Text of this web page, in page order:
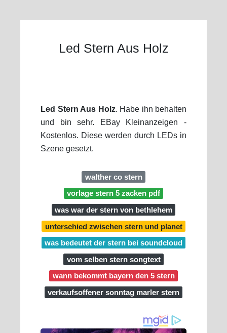
Led Stern Aus Holz
Led Stern Aus Holz. Habe ihn behalten
und bin sehr. EBay Kleinanzeigen -
Kostenlos. Diese werden durch LEDs in
Szene gesetzt.
walther co stern
vorlage stern 5 zacken pdf
was war der stern von bethlehem
unterschied zwischen stern und planet
was bedeutet der stern bei soundcloud
vom selben stern songtext
wann bekommt bayern den 5 stern
verkaufsoffener sonntag marler stern